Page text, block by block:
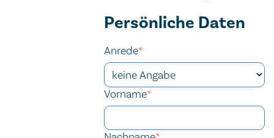
Session ID
Company website
Verification code
Verification code
Kontaktformular
Persönliche Daten
Anrede*
Vorname*